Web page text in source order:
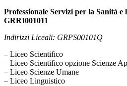
Professionale Servizi per la Sanità e
GRRI001011
Indirizzi Liceali: GRPS00101Q
– Liceo Scientifico
– Liceo Scientifico opzione Scienze
– Liceo Scienze Umane
– Liceo Linguistico